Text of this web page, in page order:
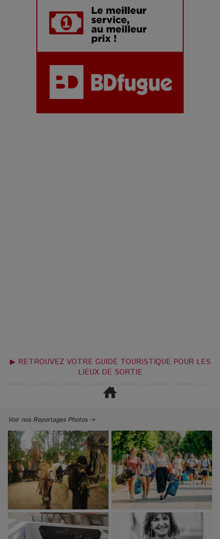
▶ RETROUVEZ VOTRE GUIDE TOURISTIQUE POUR LES
LIEUX DE SORTIE
Voir nos Reportages Photos ⇢